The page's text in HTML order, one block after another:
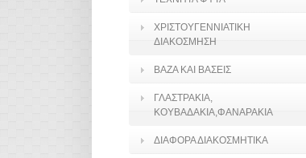
ΧΡΙΣΤΟΥΓΕΝΝΙΑΤΙΚΗ
ΔΙΑΚΟΣΜΗΣΗ
ΒΑΖΑ ΚΑΙ ΒΑΣΕΙΣ
ΓΛΑΣΤΡΑΚΙΑ,
ΚΟΥΒΑΔΑΚΙΑ,ΦΑΝΑΡΑΚΙΑ
ΔΙΑΦΟΡΑ ΔΙΑΚΟΣΜΗΤΙΚΑ